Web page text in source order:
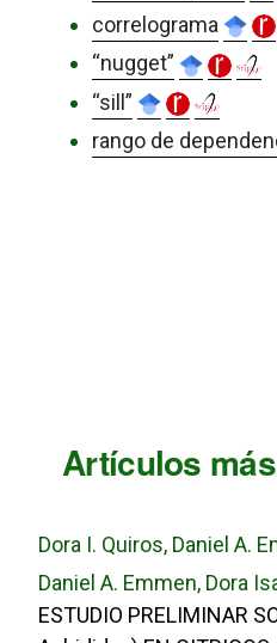
correlograma
“nugget”
“sill”
rango de
Artículos
Dora I. Quiros, Daniel A.
Daniel A. Emmen, Dora
ESTUDIO PRELIMINAR